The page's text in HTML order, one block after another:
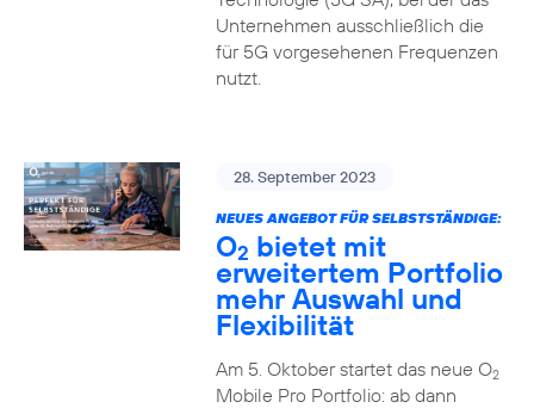
Unternehmen ausschließlich die
für 5G vorgesehenen Frequenzen
nutzt.
28. September 2023
NEUES ANGEBOT FÜR SELBSTSTÄNDIGE:
O2 bietet mit
erweitertem Portfolio
mehr Auswahl und
Flexibilität
Am 5. Oktober startet das neue O2
Mobile Pro Portfolio: ab dann